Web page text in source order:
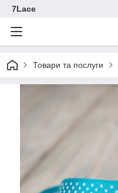
7Lace
Товари та послуги